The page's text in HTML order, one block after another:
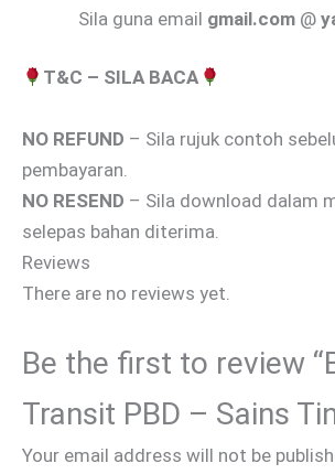
Sila guna email gmail.com @
T&C – SILA BACA
NO REFUND – Sila rujuk contoh
pembayaran.
NO RESEND – Sila download dalam
selepas bahan diterima.
Reviews
There are no reviews yet.
Be the first to review
Transit PBD – Sains
Your email address will not be